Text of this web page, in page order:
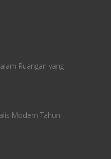
Ruangan yang
Modern Tahun